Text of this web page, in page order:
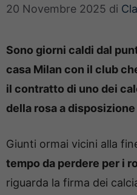
20 Novembre 2025 di
Sono giorni caldi dal
casa Milan con il club
il contratto di uno dei
della rosa a
Giunti ormai vicini alla
tempo da perdere per i
riguarda la firma dei